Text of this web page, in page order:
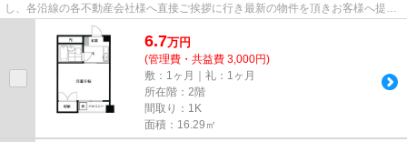
し、各沿線の各不動産会社様へ直接ご挨拶に行き最新の物件を頂きお客様へ提供
しております！最新の情報は...
6.7万円
(管理費・共益費 3,000円)
敷：1ヶ月｜礼：1ヶ月
所在階：2階
間取り：1K
面積：16.29㎡